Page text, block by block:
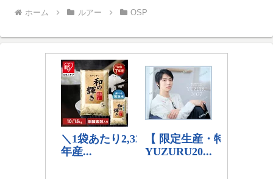
ホーム ルアー OSP